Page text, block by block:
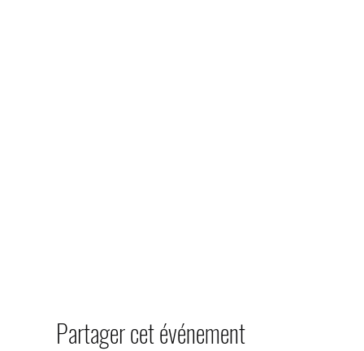
Partager cet événement